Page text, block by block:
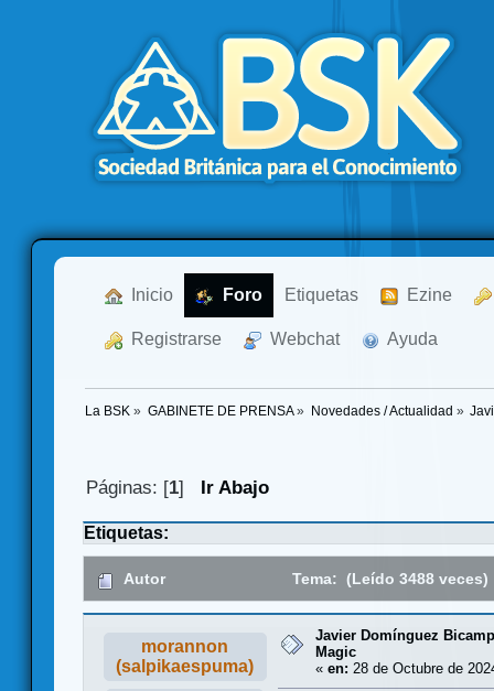
Inicio Foro Etiquetas Ezine
Registrarse Webchat Ayuda
La BSK » GABINETE DE PRENSA» Novedades / Actualidad »
Páginas: [1] Ir Abajo
Etiquetas:
Autor Tema: (Leído 3488 veces)
morannon
(salpikaespuma)
Javier Domínguez
Magic
« en: 28 de Octubre de